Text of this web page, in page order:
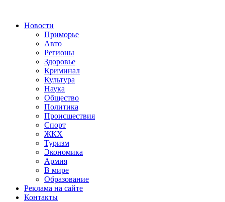
Новости
Приморье
Авто
Регионы
Здоровье
Криминал
Культура
Наука
Общество
Политика
Происшествия
Спорт
ЖКХ
Туризм
Экономика
Армия
В мире
Образование
Реклама на сайте
Контакты